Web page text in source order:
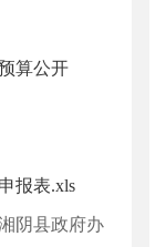
算公开
报表.xls
阴县政府办